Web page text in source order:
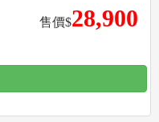
售價$28,900